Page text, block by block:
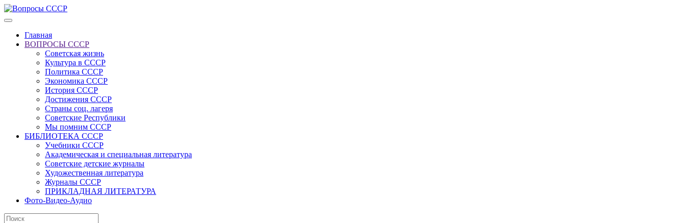
Главная
ВОПРОСЫ СССР
Советская жизнь
Культура в СССР
Политика СССР
Экономика СССР
История СССР
Достижения СССР
Страны соц. лагеря
Советские Республики
Мы помним СССР
БИБЛИОТЕКА СССР
Учебники СССР
Академическая и специальная литература
Советские детские журналы
Художественная литература
Журналы СССР
ПРИКЛАДНАЯ ЛИТЕРАТУРА
Фото-Видео-Аудио